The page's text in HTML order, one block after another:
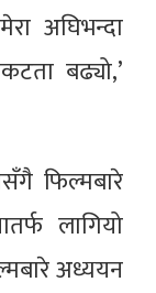
अघिभन्दा
बढ्यो,’
फिल्मबारे
लागियो
अध्ययन